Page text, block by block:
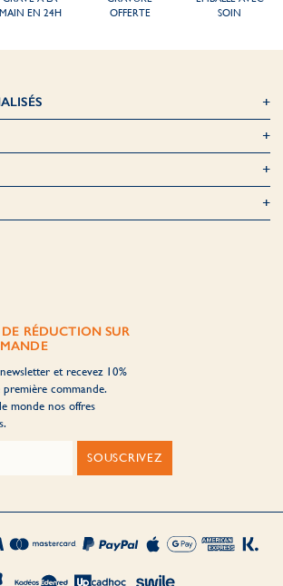
MAIN EN 24H
OFFERTE
SOIN
RÉDUCTION SUR
et recevez 10%
commande.
monde nos offres
SOUSCRIVEZ